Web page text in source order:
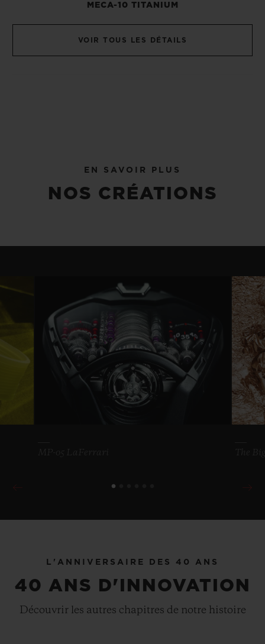
MECA-10 TITANIUM
VOIR TOUS LES DÉTAILS
EN SAVOIR PLUS
NOS CRÉATIONS
L'ANNIVERSAIRE DES 40 ANS
40 ANS D'INNOVATION
Découvrir les autres chapitres de notre histoire